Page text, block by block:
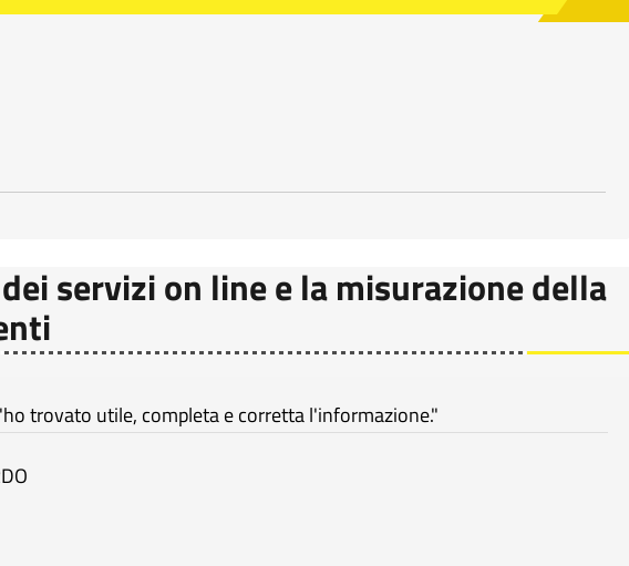
servizi on line e la misurazione della
trovato utile, completa e corretta l'informazione."